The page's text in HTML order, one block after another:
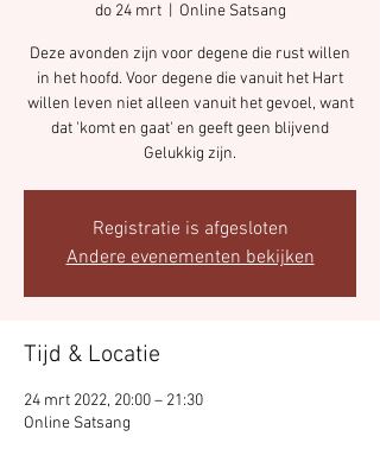
do 24 mrt
  |
Online Satsang
Deze avonden zijn voor degene die rust willen
in het hoofd. Voor degene die vanuit het Hart
willen leven niet alleen vanuit het gevoel, want
dat 'komt en gaat' en geeft geen blijvend
Gelukkig zijn.
Registratie is afgesloten
Andere evenementen bekijken
Tijd & Locatie
24 mrt 2022, 20:00 – 21:30
Online Satsang